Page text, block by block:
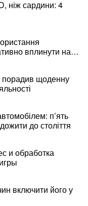
ніж сардини: 4
вплинути на
порадив щоденну
п’ять
до століття
и обработка
включити його у